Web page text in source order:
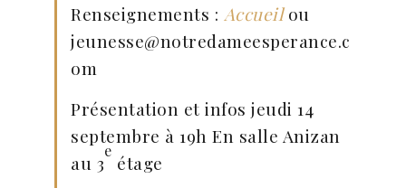
Renseignements : Accueilou
jeunesse@notredameesperance.c
om
Présentation et infos jeudi 14
septembre à 19h En salle Anizan
au 3
e
étage